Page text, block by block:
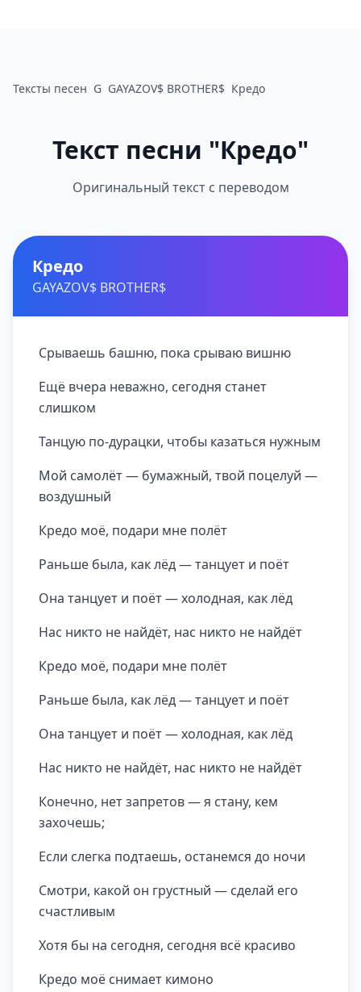
Тексты песен G GAYAZOV$ BROTHER$ Кредо
Текст песни "Кредо"
Оригинальный текст с переводом
Кредо
GAYAZOV$ BROTHER$
Срываешь башню, пока срываю вишню
Ещё вчера неважно, сегодня станет
слишком
Танцую по-дурацки, чтобы казаться нужным
Мой самолёт — бумажный, твой поцелуй —
воздушный
Кредо моё, подари мне полёт
Раньше была, как лёд — танцует и поёт
Она танцует и поёт — холодная, как лёд
Нас никто не найдёт, нас никто не найдёт
Кредо моё, подари мне полёт
Раньше была, как лёд — танцует и поёт
Она танцует и поёт — холодная, как лёд
Нас никто не найдёт, нас никто не найдёт
Конечно, нет запретов — я стану, кем
захочешь;
Если слегка подтаешь, останемся до ночи
Смотри, какой он грустный — сделай его
счастливым
Хотя бы на сегодня, сегодня всё красиво
Кредо моё снимает кимоно